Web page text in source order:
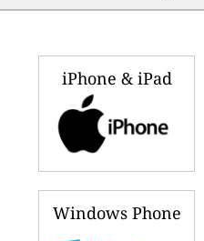
iPhone & iPad
Windows Phone